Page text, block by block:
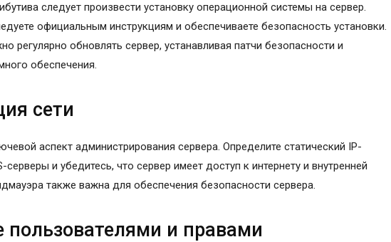
следует произвести установку операционной системы на сервер.
официальным инструкциям и обеспечиваете безопасность установки.
регулярно обновлять сервер, устанавливая патчи безопасности и
обеспечения.
сети
аспект администрирования сервера. Определите статический IP-
серверы и убедитесь, что сервер имеет доступ к интернету и внутренней
также важна для обеспечения безопасности сервера.
пользователями и правами